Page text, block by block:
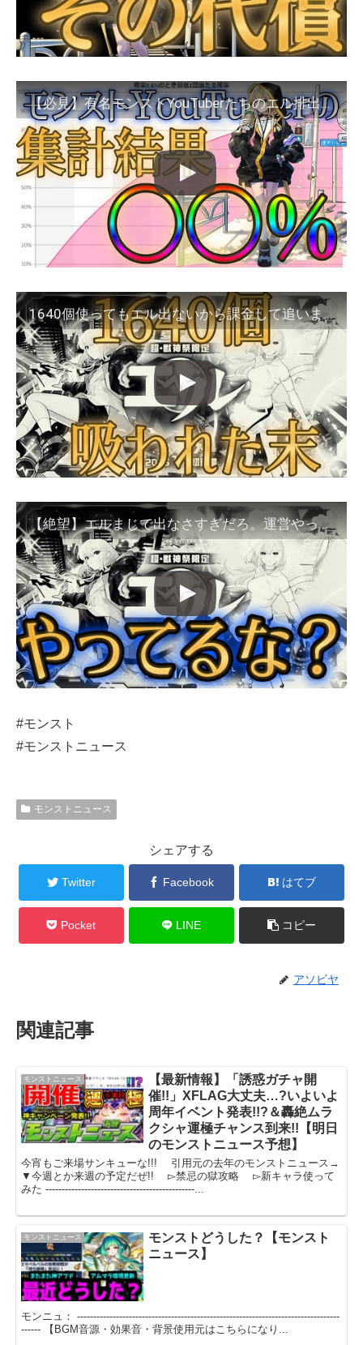
【必見】有名モンストYouTuberたちのエル排出確率を集計したらガチで驚きの結果に
1640個使ってもエル出ないから課金して追います【モンスト】
【絶望】エルまじで出なさすぎだろ。運営やってるな？【モンスト】
#モンスト
#モンストニュース
モンストニュース
シェアする
Twitter Facebook はてブ
Pocket LINE コピー
アソビヤ
関連記事
モンストニュース
【最新情報】「誘惑ガチャ開
催!!」XFLAG大丈夫…?いよいよ
周年イベント発表!!?＆轟絶ムラ
クシャ運極チャンス到来!!【明日
のモンストニュース予想】
今宵もご来場サンキューな!!! 引用元の去年のモンストニュース→
▼今週とか来週の予定だぜ!! ▻禁忌の獄攻略 ▻新キャラ使って
みた ----------------------------------------------...
モンストニュース
モンストどうした？【モンスト
ニュース】
モンニュ： ---------------------------------------------------------------------------------
------ 【BGM音源・効果音・背景使用元はこちらになり...